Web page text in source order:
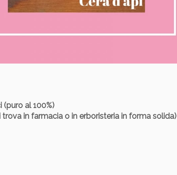
al 100%)
trova in farmacia o in erboristeria in forma solida)